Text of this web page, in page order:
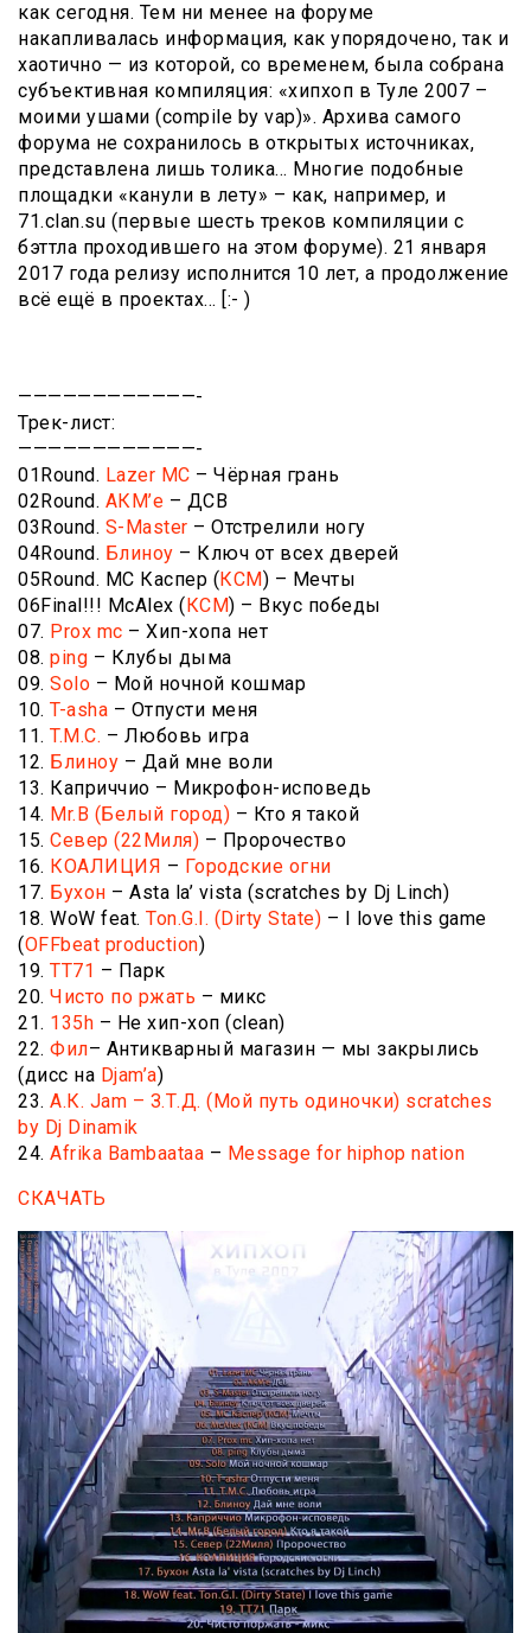
как сегодня. Тем ни менее на форуме
накапливалась информация, как упорядочено, так и
хаотично — из которой, со временем, была собрана
субъективная компиляция: «хипхоп в Туле 2007 –
моими ушами (compile by vap)». Архива самого
форума не сохранилось в открытых источниках,
представлена лишь толика… Многие подобные
площадки «канули в лету» – как, например, и
71.clan.su (первые шесть треков компиляции с
бэттла проходившего на этом форуме). 21 января
2017 года релизу исполнится 10 лет, а продолжение
всё ещё в проектах… [:- )
————————————-
Трек-лист:
————————————-
01Round. Lazer MC – Чёрная грань
02Round. АКМ’e – ДСВ
03Round. S-Master – Отстрелили ногу
04Round. Блиноу – Ключ от всех дверей
05Round. МС Каспер ( КСМ) – Мечты
06Final!!! McAlex ( КСМ) – Вкус победы
07. Prox mc – Хип-хопа нет
08. ping – Клубы дыма
09. Solo – Мой ночной кошмар
10. T-asha – Отпусти меня
11. T.M.C. – Любовь игра
12. Блиноу – Дай мне воли
13. Каприччио – Микрофон-исповедь
14. Mr.B (Белый город) – Кто я такой
15. Север (22Миля) – Пророчество
16. КОАЛИЦИЯ – Городские огни
17. Бухон – Asta la’ vista (scratches by Dj Linch)
18. WoW feat. Ton.G.I. (Dirty State) – I love this game
(OFFbeat production)
19. ТТ71 – Парк
20. Чисто по ржать – микс
21. 135h – Не хип-хоп (clean)
22. Фил– Антикварный магазин — мы закрылись
(дисс на Djam’а)
23. А.К. Jam – З.Т.Д. (Мой путь одиночки) scratches
by Dj Dinamik
24. Afrika Bambaataa – Message for hiphop nation
СКАЧАТЬ